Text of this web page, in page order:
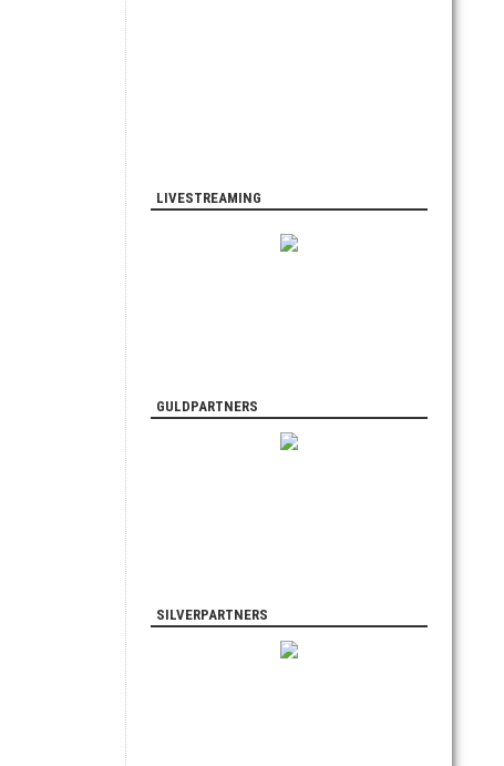
LIVESTREAMING
GULDPARTNERS
SILVERPARTNERS